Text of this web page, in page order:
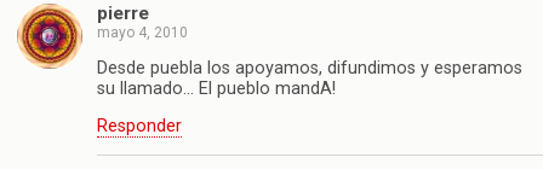
pierre
mayo 4, 2010
Desde puebla los apoyamos, difundimos y esperamos
su llamado… El pueblo mandA!
Responder